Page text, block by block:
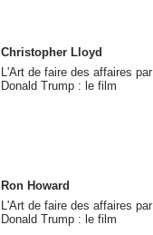
Christopher Lloyd
L'Art de faire des affaires par
Donald Trump : le film
Ron Howard
L'Art de faire des affaires par
Donald Trump : le film